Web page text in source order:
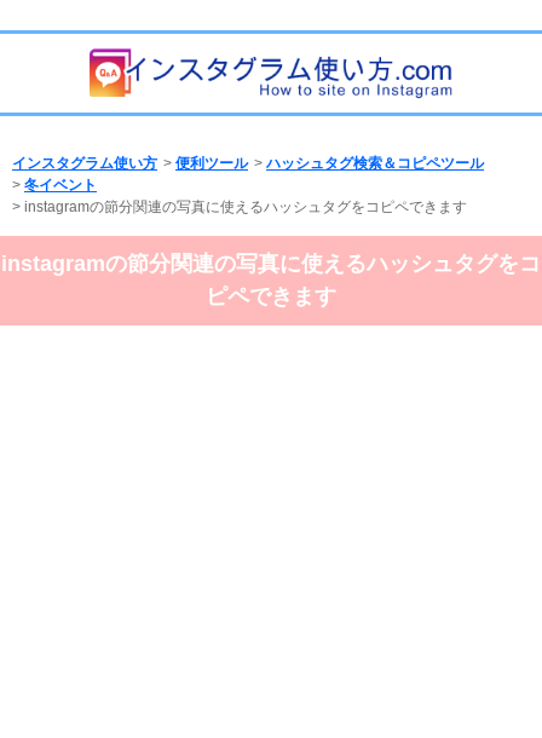
インスタグラム使い方 > 便利ツール >ハッシュタグ検索＆コピペツール
> 冬イベント
> instagramの節分関連の写真に使えるハッシュタグをコピペできます
instagramの節分関連の写真に使えるハッシュタグをコ
ピペできます